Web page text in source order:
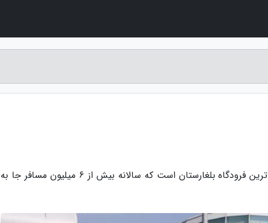
به گزارش ایران کروز، فرودگاه بین المللی صوفیه مهم ترین فرودگاه بلغارستان است که سالانه بیش از 6 میلیون مسافر جا به